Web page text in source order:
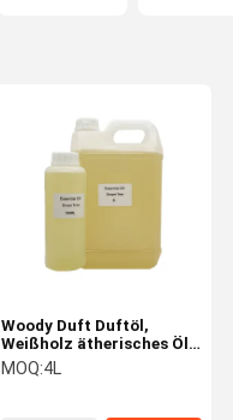
Woody Duft Duftöl,
Weißholz ätherisches Öl
für Hotel / Zuhause / Auto
Duft
MOQ:4L